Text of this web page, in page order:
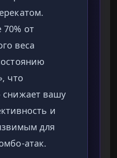
от
веса
что
снижает вашу
и
для
атак.